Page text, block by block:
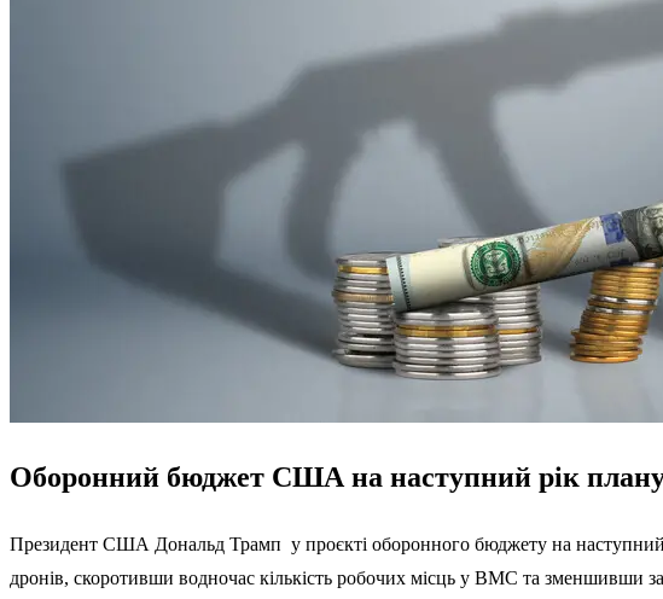
Оборонний бюджет США на наступний рік
Президент США Дональд Трамп у проєкті оборонного бюджету на наступний
дронів, скоротивши водночас кількість робочих місць у ВМС та зменшивши